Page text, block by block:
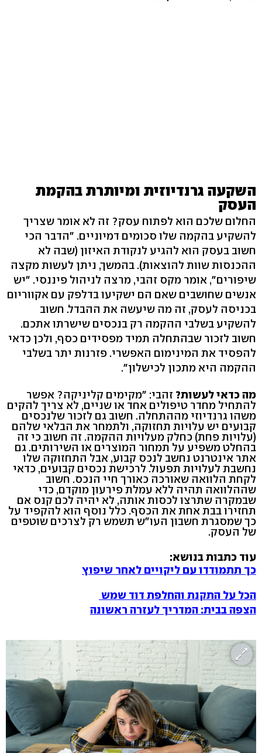
השקעה גרנדיוזית ומיותרת בהקמת
העסק
החלום שלכם הוא לפתוח עסק? זה לא אומר שצריך
להשקיע בהקמה שלו סכומים דמיוניים. "הדבר הכי
חשוב בעסק הוא להגיע לנקודת האיזון (שבה לא
ההכנסות שוות להוצאות). בהמשך, ניתן לעשות מקצה
שיפורים", אומר מקס זהבי, מרצה לניהול פיננסי. "יש
אנשים שחושבים שאם הם ישקיעו בדלפק עם אקווריום
בכניסה לעסק, זה מה שיעשה את ההבדל. חשוב
להשקיע בשלבי ההקמה רק בנכסים שישרתו אתכם.
חשוב לזכור שבהתחלה תמיד מפסידים כסף, ולכן כדאי
להפסיד את המינימום האפשרי. פזרנות יתר בשלבי
ההקמה היא מתכון לכישלון".
מה כדאי לעשות? זהבי: "מקימים קליניקה? אפשר
להתחיל מחדר טיפולים אחד או שניים, לא צריך להקים
משהו גרנדיוזי מההתחלה. חשוב גם לזכור שלנכסים
קבועים יש עלויות תחזוקה, ולתמחר את הבלאי שלהם
(עלויות פחת) כחלק מעלויות ההקמה. זה חשוב כי זה
בהחלט משפיע על תמחור המוצרים או השירותים. גם
אתר אינטרנט נחשב לנכס קבוע, אבל התחזוקה שלו
נחשבת לעלויות תפעול. לרכישת נכסים קבועים, כדאי
לקחת הלוואה שאורכה כאורך חיי הנכס. חשוב
שההלוואה תהיה ללא עמלת פירעון מוקדם, כדי
שבמקרה שתרצו לכסות אותה, לא יהיה לכם קנס אם
תחזירו בבת אחת את הכסף. כלל נוסף הוא להקפיד על
כך שמסגרת חשבון העו"ש תשמש רק לצרכים שוטפים
של העסק.
עוד כתבות בנושא:
כך תתמודדו עם ליקויים לאחר שיפוץ
הכל על התקנת והחלפת דוד שמש
הצפה בבית: המדריך לעזרה ראשונה